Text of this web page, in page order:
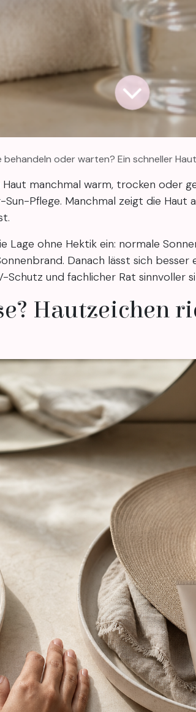
behandeln oder warten? Ein schneller
manchmal warm, trocken oder
Pflege. Manchmal zeigt die Haut
ohne Hektik ein: normale
Danach lässt sich besser
und fachlicher Rat sinnvoller
Hautzeichen